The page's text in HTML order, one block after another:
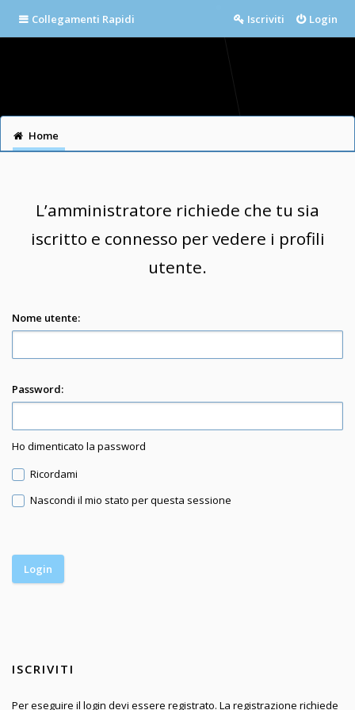
Collegamenti Rapidi Login
Iscriviti
Home
L’amministratore richiede che tu sia
iscritto e connesso per vedere i profili
utente.
Nome utente:
Password:
Ho dimenticato la password
Ricordami
Nascondi il mio stato per questa sessione
ISCRIVITI
Per eseguire il login devi essere registrato. La registrazione richiede